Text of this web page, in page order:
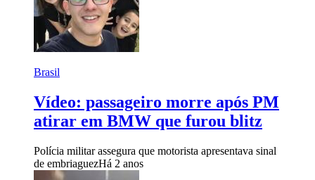
Brasil
Vídeo: passageiro morre após PM
atirar em BMW que furou blitz
Polícia militar assegura que motorista apresentava sinal
de embriaguezHá 2 anos